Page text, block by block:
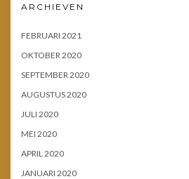
ARCHIEVEN
FEBRUARI 2021
OKTOBER 2020
SEPTEMBER 2020
AUGUSTUS 2020
JULI 2020
MEI 2020
APRIL 2020
JANUARI 2020